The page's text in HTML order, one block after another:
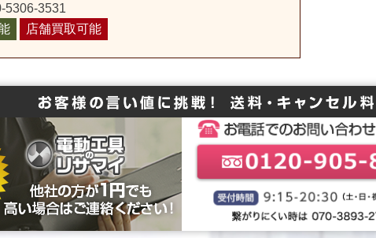
5306-3531
店舗買取可能